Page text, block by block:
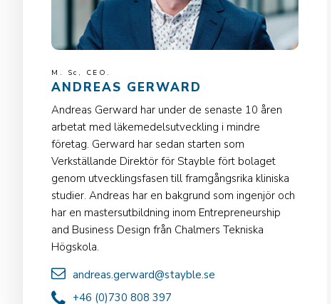
M. Sc, CEO.
ANDREAS GERWARD
Andreas Gerward har under de senaste 10 åren
arbetat med läkemedelsutveckling i mindre
företag. Gerward har sedan starten som
Verkställande Direktör för Stayble fört bolaget
genom utvecklingsfasen till framgångsrika kliniska
studier. Andreas har en bakgrund som ingenjör och
har en mastersutbildning inom Entrepreneurship
and Business Design från Chalmers Tekniska
Högskola.
andreas.gerward@stayble.se
+46 (0)730 808 397